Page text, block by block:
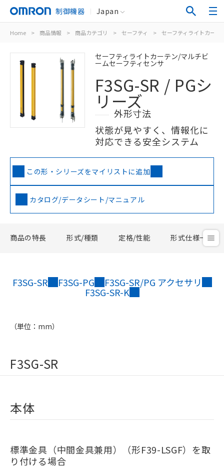
制御機器 Japan
Home > 商品情報 > 商品カテゴリ > セーフティ > セーフティライトカー
セーフティライトカーテン/マルチビ
ームセーフティセンサ
F3SG-SR / PGシ
リーズ
外形寸法
状態が見やすく、情報化に
対応できる安全システム
この形・シリーズをマイリストに追加
カタログ/データシート/マニュアル
商品の特長 形式/種類 定格/性能 形式仕様一覧
F3SG-SR F3SG-PG F3SG-SR/PG アクセサリ
F3SG-SR-K
（単位：mm）
F3SG-SR
本体
標準金具（中間金具兼用）（形F39-LSGF）を取
り付ける場合